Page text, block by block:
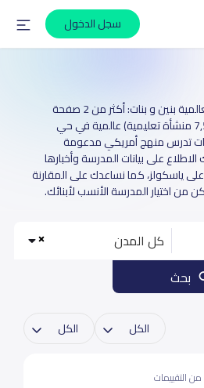
سجل الدخول
دليل مدارس مدينة الرياض العالمية بنين و بنات: أكثر من 2 صفحة
تعريفية (تغطي أكثر من 7,500 منشأة تعليمية) عالمية في حي
تدرس منهج أمريكي مدعومة
على بيانات المدرسة وأخبارها
ياسكولز، كما نساعدك على المقارنة
اختيار المدرسة الأنسب لأبنائك.
كل المدن